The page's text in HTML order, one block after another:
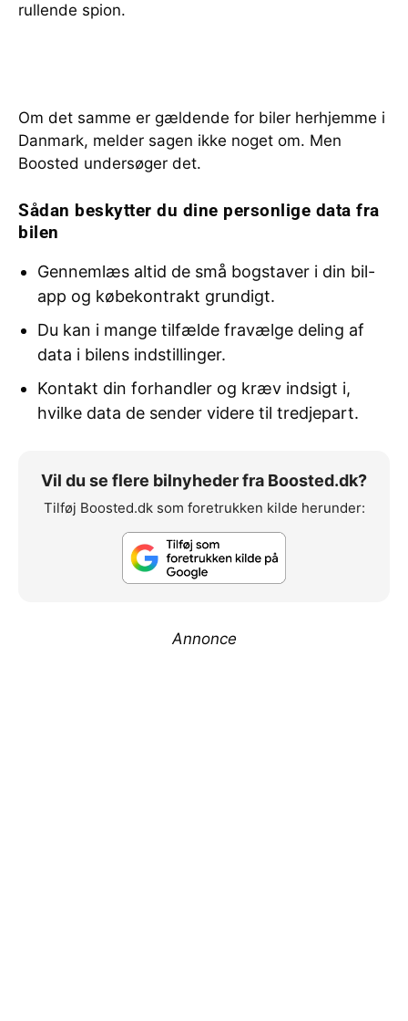
rullende spion.
Om det samme er gældende for biler herhjemme i
Danmark, melder sagen ikke noget om. Men
Boosted undersøger det.
Sådan beskytter du dine personlige data fra
bilen
Gennemlæs altid de små bogstaver i din bil-
app og købekontrakt grundigt.
Du kan i mange tilfælde fravælge deling af
data i bilens indstillinger.
Kontakt din forhandler og kræv indsigt i,
hvilke data de sender videre til tredjepart.
Vil du se flere bilnyheder fra Boosted.dk?
Tilføj Boosted.dk som foretrukken kilde herunder:
Annonce